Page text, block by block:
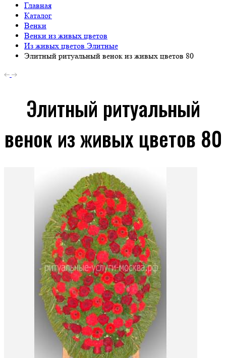
Главная
Каталог
Венки
Венки из живых цветов
Из живых цветов Элитные
Элитный ритуальный венок из живых цветов 80
Элитный ритуальный
венок из живых цветов 80